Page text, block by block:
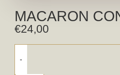
MACARON
€24,00
-